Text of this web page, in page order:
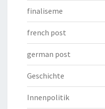
finaliseme
french post
german post
Geschichte
Innenpolitik